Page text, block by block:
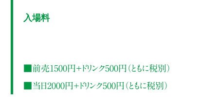
入場料
■前売1500円＋ドリンク500円（ともに税別）
■当日2000円＋ドリンク500円（ともに税別）